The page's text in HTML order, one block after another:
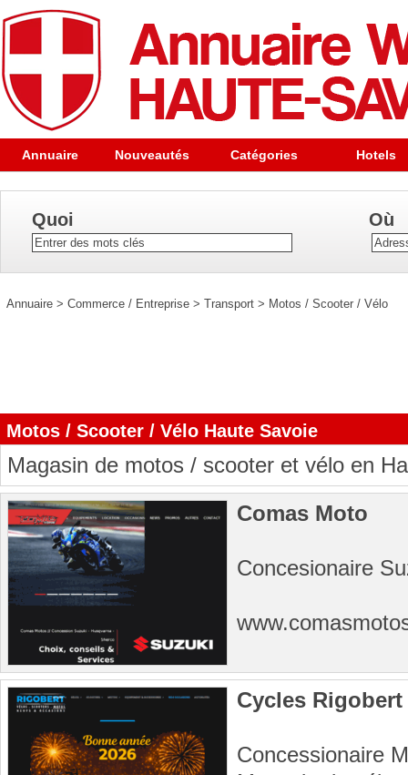
Annuaire Nouveautés Catégories Hotels
Quoi Où
Annuaire > Commerce / Entreprise > Transport > Motos / Scooter / Vélo
Motos / Scooter / Vélo Haute Savoie
Magasin de motos / scooter et vélo en
Comas Moto
Concesionaire
Cycles
Concessionaire